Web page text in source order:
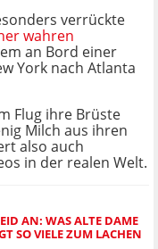
verrückte
wahren
an Bord einer
York nach Atlanta
Flug ihre Brüste
Milch aus ihren
also auch
in der realen Welt.
AN: WAS ALTE DAME
SO VIELE ZUM LACHEN